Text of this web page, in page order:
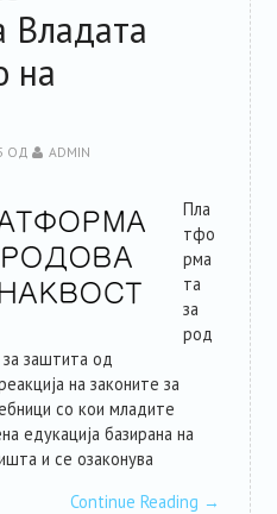
Владата
на
ОД ADMIN
Пла
тфо
рма
та
за
род
заштита од
на законите за
со кои младите
едукација базирана на
и се озаконува
Continue Reading →